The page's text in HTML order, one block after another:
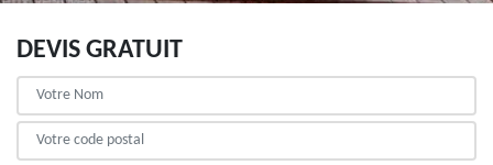
DEVIS GRATUIT